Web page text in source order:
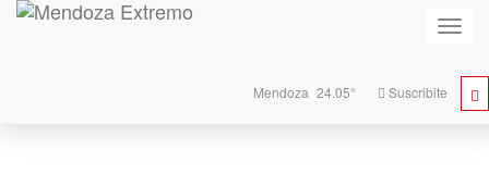
Mendoza 24.05° Suscribite